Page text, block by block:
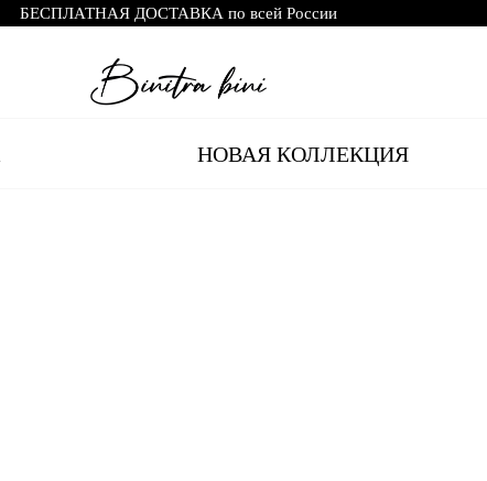
БЕСПЛАТНАЯ ДОСТАВКА по всей России
НОВАЯ КОЛЛЕКЦИЯ